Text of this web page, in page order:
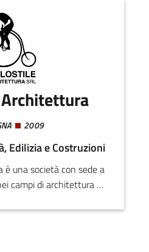
2009
Edilizia e Costruzioni
una società con sede a
campi di architettura e
spazio pubblico e